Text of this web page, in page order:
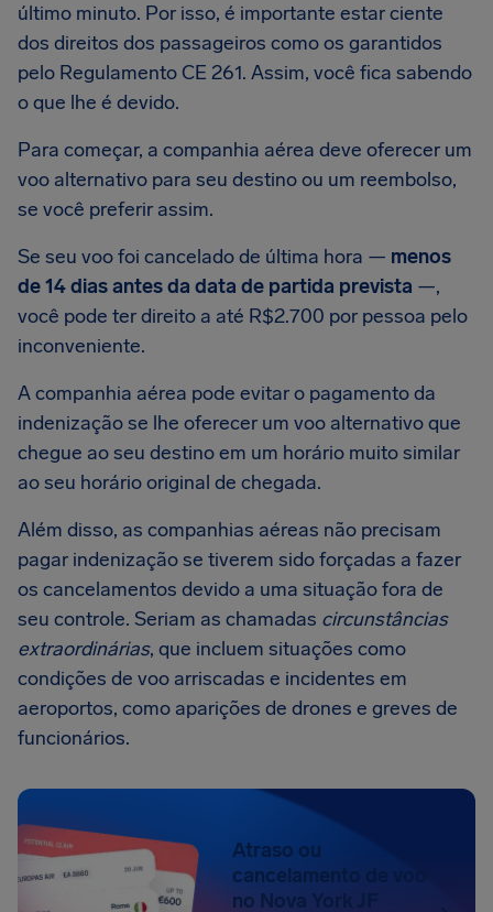
último minuto. Por isso, é importante estar ciente
dos direitos dos passageiros como os garantidos
pelo Regulamento CE 261. Assim, você fica sabendo
o que lhe é devido.
Para começar, a companhia aérea deve oferecer um
voo alternativo para seu destino ou um reembolso,
se você preferir assim.
Se seu voo foi cancelado de última hora — menos
de 14 dias antes da data de partida prevista —,
você pode ter direito a até R$2.700 por pessoa pelo
inconveniente.
A companhia aérea pode evitar o pagamento da
indenização se lhe oferecer um voo alternativo que
chegue ao seu destino em um horário muito similar
ao seu horário original de chegada.
Além disso, as companhias aéreas não precisam
pagar indenização se tiverem sido forçadas a fazer
os cancelamentos devido a uma situação fora de
seu controle. Seriam as chamadas circunstâncias
extraordinárias, que incluem situações como
condições de voo arriscadas e incidentes em
aeroportos, como aparições de drones e greves de
funcionários.
Atraso ou
cancelamento de voo
no Nova York JF